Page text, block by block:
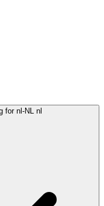
nl